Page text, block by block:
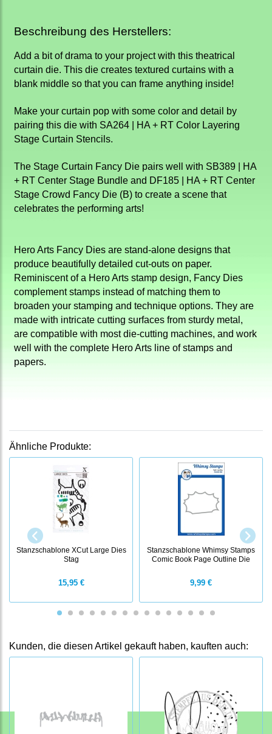
Beschreibung des Herstellers:
Add a bit of drama to your project with this theatrical
curtain die. This die creates textured curtains with a
blank middle so that you can frame anything inside!
Make your curtain pop with some color and detail by
pairing this die with SA264 | HA + RT Color Layering
Stage Curtain Stencils.
The Stage Curtain Fancy Die pairs well with SB389 | HA
+ RT Center Stage Bundle and DF185 | HA + RT Center
Stage Crowd Fancy Die (B) to create a scene that
celebrates the performing arts!
Hero Arts Fancy Dies are stand-alone designs that
produce beautifully detailed cut-outs on paper.
Reminiscent of a Hero Arts stamp design, Fancy Dies
complement stamps instead of matching them to
broaden your stamping and technique options. They are
made with intricate cutting surfaces from sturdy metal,
are compatible with most die-cutting machines, and work
well with the complete Hero Arts line of stamps and
papers.
Ähnliche Produkte:
Stanzschablone XCut Large Dies
Stag
15,95 €
Stanzschablone Whimsy Stamps
Comic Book Page Outline Die
9,99 €
Kunden, die diesen Artikel gekauft haben, kauften auch: